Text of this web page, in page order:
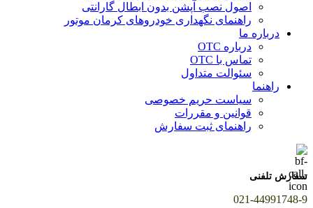
اصول نصب آپشن بدون ابطال گارانتی
راهنمای نگهداری خودروهای کرمان موتور
درباره ما
درباره OTC
تماس با OTC
سئوالت متداول
راهنما
سیاست حریم خصوصی
قوانین و مقررات
راهنمای ثبت سفارش
سفارش تلفنی
021-44991748-9